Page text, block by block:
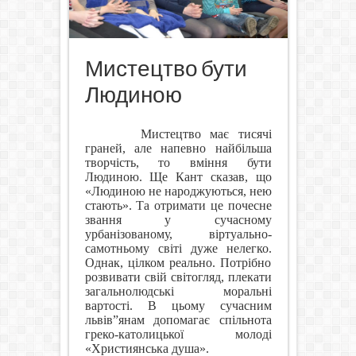
Мистецтво бути
Людиною
Мистецтво має тисячі
граней, але напевно найбільша
творчість, то вміння бути
Людиною. Ще Кант сказав, що
«Людиною не народжуються, нею
стають». Та отримати це почесне
звання у сучасному
урбанізованому, віртуально-
самотньому світі дуже нелегко.
Однак, цілком реально. Потрібно
розвивати свій світогляд, плекати
загальнолюдські моральні
вартості. В цьому сучасним
львів”янам допомагає спільнота
греко-католицької молоді
«Християнська душа».